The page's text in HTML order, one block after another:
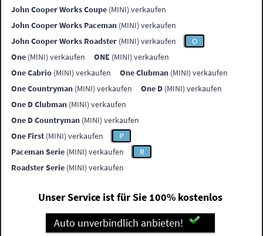
John Cooper Works Coupe (MINI) verkaufen
John Cooper Works Paceman (MINI) verkaufen
John Cooper Works Roadster (MINI) verkaufen
O
One (MINI) verkaufen ONE (MINI) verkaufen
One Cabrio (MINI) verkaufen One Clubman (MINI) verkaufen
One Countryman (MINI) verkaufen One D (MINI) verkaufen
One D Clubman (MINI) verkaufen
One D Countryman (MINI) verkaufen
One First (MINI) verkaufen
P
Paceman Serie (MINI) verkaufen
R
Roadster Serie (MINI) verkaufen
Unser Service ist für Sie 100% kostenlos
Auto unverbindlich anbieten!